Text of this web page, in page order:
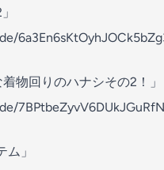
物回りのハナシその2！」
ム」